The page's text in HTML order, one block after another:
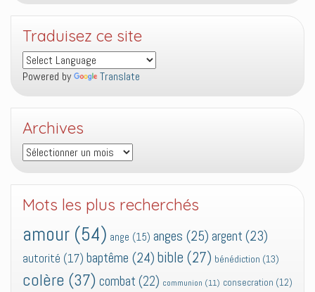
Traduisez ce site
Powered by Translate
Archives
Archives
Mots les plus recherchés
amour (54) ange (15) anges (25) argent (23)
autorité (17) baptême (24) bible (27) bénédiction (13)
colère (37) combat (22) communion (11) consecration (12)